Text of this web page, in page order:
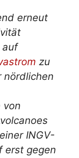
erneut
auf
zu
nördlichen
von
INGV-
erst gegen